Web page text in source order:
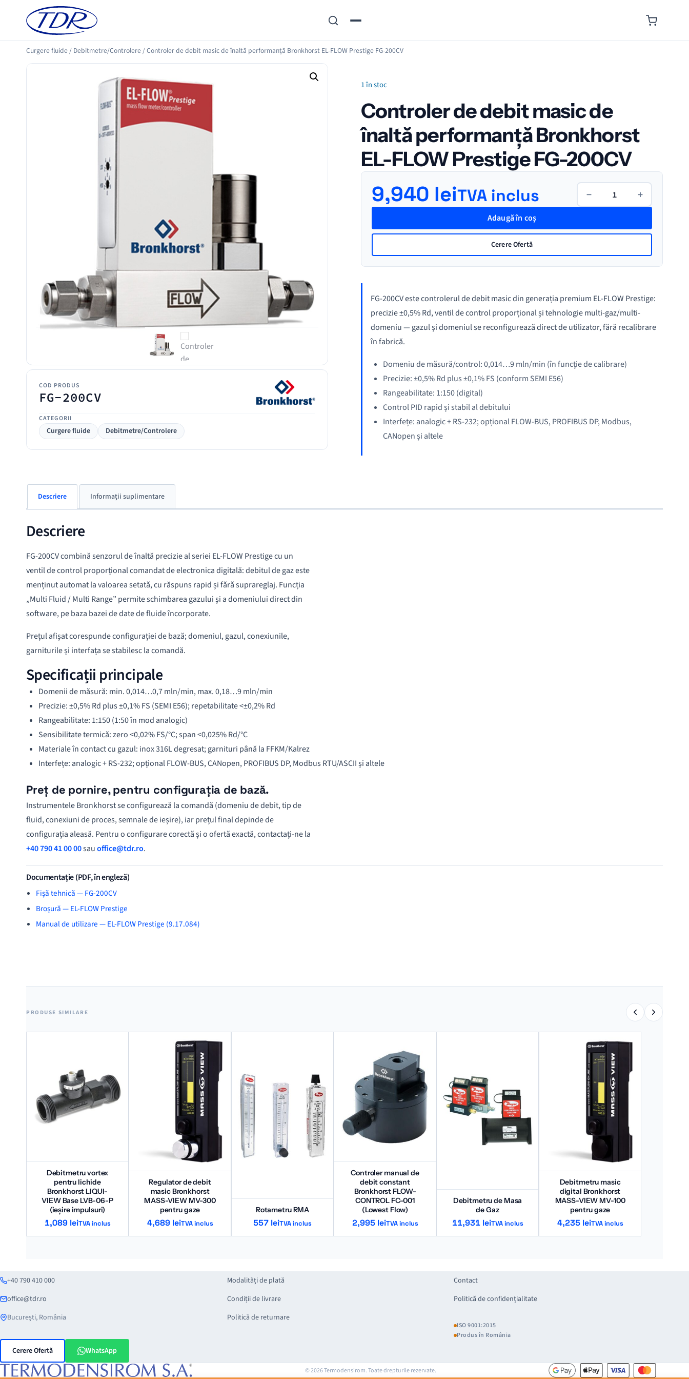
Curgere fluide/ Debitmetre/Controlere/Controler de debit masic de înaltă performanță Bronkhorst EL-FLOW Prestige FG-200CV
COD PRODUS
FG-200CV
CATEGORII
Curgere fluide Debitmetre/Controlere
Controler de debit masic de
înaltă performanță Bronkhorst
EL-FLOW Prestige FG-200CV
FG-200CV este controlerul de debit masic din generația premium EL-FLOW Prestige:
precizie ±0,5% Rd, ventil de control proporțional și tehnologie multi-gaz/multi-
domeniu — gazul și domeniul se reconfigurează direct de utilizator, fără recalibrare
în fabrică.
Domeniu de măsură/control: 0,014…9 mln/min (în funcție de calibrare)
Precizie: ±0,5% Rd plus ±0,1% FS (conform SEMI E56)
Rangeabilitate: 1:150 (digital)
Control PID rapid și stabil al debitului
Interfețe: analogic + RS-232; opțional FLOW-BUS, PROFIBUS DP, Modbus,
CANopen și altele
1 în stoc
9,940 leiTVA inclus −
Cantitate
Controler
debit
de
înaltă
EL-
FLOW
Prestige
+
Adaugă în coș
Cerere Ofertă
Descriere Informații suplimentare
Descriere
FG-200CV combină senzorul de înaltă precizie al seriei EL-FLOW Prestige cu un
ventil de control proporțional comandat de electronica digitală: debitul de gaz este
menținut automat la valoarea setată, cu răspuns rapid și fără suprareglaj. Funcția
„Multi Fluid / Multi Range” permite schimbarea gazului și a domeniului direct din
software, pe baza bazei de date de fluide încorporate.
Prețul afișat corespunde configurației de bază; domeniul, gazul, conexiunile,
garniturile și interfața se stabilesc la comandă.
Specificații principale
Domenii de măsură: min. 0,014…0,7 mln/min, max. 0,18…9 mln/min
Precizie: ±0,5% Rd plus ±0,1% FS (SEMI E56); repetabilitate <±0,2% Rd
Rangeabilitate: 1:150 (1:50 în mod analogic)
Sensibilitate termică: zero <0,02% FS/°C; span <0,025% Rd/°C
Materiale în contact cu gazul: inox 316L degresat; garnituri până la FFKM/Kalrez
Interfețe: analogic + RS-232; opțional FLOW-BUS, CANopen, PROFIBUS DP, Modbus RTU/ASCII și altele
Preț de pornire, pentru configurația de bază.
Instrumentele Bronkhorst se configurează la comandă (domeniu de debit, tip de
fluid, conexiuni de proces, semnale de ieșire), iar prețul final depinde de
configurația aleasă. Pentru o configurare corectă și o ofertă exactă, contactați-ne la
+40 790 41 00 00sauoffice@tdr.ro.
Documentație (PDF, în engleză)
Fișă tehnică — FG-200CV
Broșură — EL-FLOW Prestige
Manual de utilizare — EL-FLOW Prestige (9.17.084)
PRODUSE SIMILARE
Debitmetru vortex
pentru lichide
Bronkhorst LIQUI-
VIEW Base LVB-06-P
(ieșire impulsuri)
1,089 leiTVA inclus
Regulator de debit
masic Bronkhorst
MASS-VIEW MV-300
pentru gaze
4,689 leiTVA inclus
Rotametru RMA
557 leiTVA inclus
Controler manual de
debit constant
Bronkhorst FLOW-
CONTROL FC-001
(Lowest Flow)
2,995 leiTVA inclus
Debitmetru de Masa
de Gaz
11,931 leiTVA inclus
Debitmetru masic
digital Bronkhorst
MASS-VIEW MV-100
pentru gaze
4,235 leiTVA inclus
+40 790 410 000
office@tdr.ro
București, România
Cerere Ofertă WhatsApp
Modalități de plată
Condiții de livrare
Politică de returnare
Contact
Politică de confidențialitate
ISO 9001:2015
Produs în România
© 2026Termodensirom. Toate drepturile rezervate.